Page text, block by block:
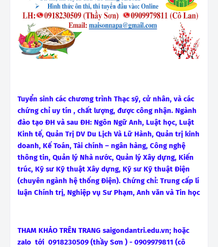
Tuyển sinh các chương trình Thạc sỹ, cử nhân, và các
chứng chỉ uy tín , chất lượng, được công nhận. Ngành
đào tạo ĐH và sau ĐH: Ngôn Ngữ Anh, Luật học, Luật
Kinh tế, Quản Trị DV Du Lịch Và Lữ Hành, Quản trị kinh
doanh, Kế Toán, Tài chính – ngân hàng, Công nghệ
thông tin, Quản lý Nhà nước, Quản lý Xây dựng, Kiến
trúc, Kỹ sư Kỹ thuật Xây dựng, Kỹ sư Kỹ thuật Điện
(chuyên ngành hệ thống Điện). Chứng chỉ: Trung cấp lí
luận Chính trị, Nghiệp vụ Sư Phạm, Anh văn và Tin học
THAM KHẢO TRÊN TRANG saigondantri.edu.vn; hoặc
zalo tới 0918230509 (thầy Sơn ) - 0909979811 (cô